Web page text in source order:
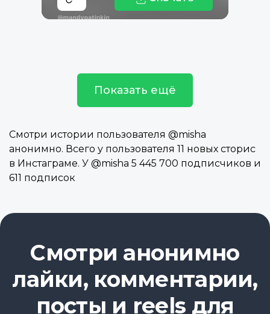
Показать ещё
Смотри истории пользователя @misha
анонимно. Всего у пользователя 11 новых сторис
в Инстаграме. У @misha 5 445 700 подписчиков и
611 подписок
Смотри анонимно
лайки, комментарии,
посты и reels для